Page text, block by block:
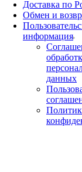
Доставка по
Обмен и
информация
данных